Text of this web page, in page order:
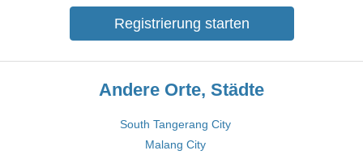
Registrierung starten
Andere Orte, Städte
South Tangerang City
Malang City